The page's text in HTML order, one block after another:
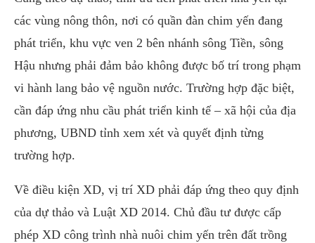
các vùng nông thôn, nơi có quần đàn chim yến đang
phát triển, khu vực ven 2 bên nhánh sông Tiền, sông
Hậu nhưng phải đảm bảo không được bố trí trong phạm
vi hành lang bảo vệ nguồn nước. Trường hợp đặc biệt,
cần đáp ứng nhu cầu phát triển kinh tế – xã hội của địa
phương, UBND tỉnh xem xét và quyết định từng
trường hợp.
Về điều kiện XD, vị trí XD phải đáp ứng theo quy định
của dự thảo và Luật XD 2014. Chủ đầu tư được cấp
phép XD công trình nhà nuôi chim yến trên đất trồng